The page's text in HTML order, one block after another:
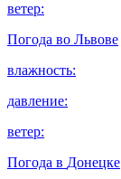
ветер:
Погода во Львове
влажность:
давление:
ветер:
Погода в Донецке